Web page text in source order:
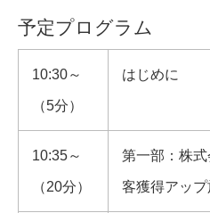
予定プログラム
10:30～
（5分）
はじめに
10:35～
（20分）
第一部：株
客獲得アップ